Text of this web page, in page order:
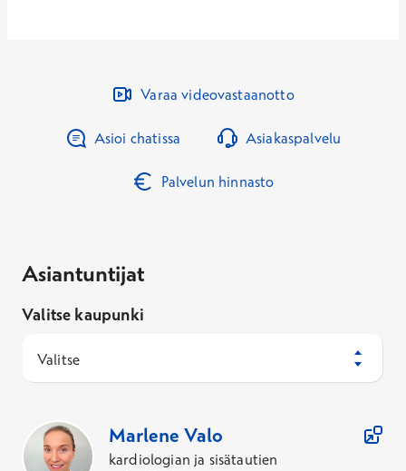
Varaa videovastaanotto
Asioi chatissa Asiakaspalvelu
Palvelun hinnasto
Asiantuntijat
Valitse kaupunki
Valitse
Marlene Valo
kardiologian ja sisätautien